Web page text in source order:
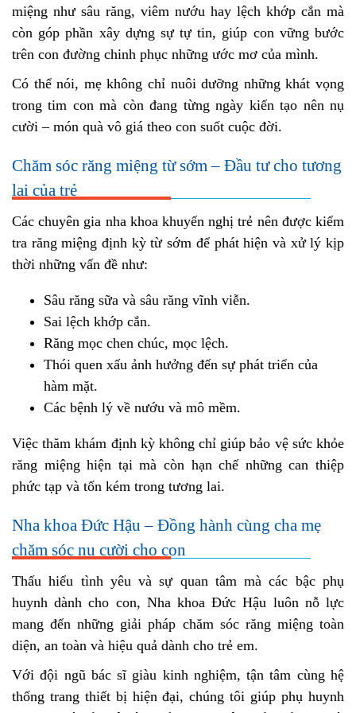
miệng như sâu răng, viêm nướu hay lệch khớp cắn mà
còn góp phần xây dựng sự tự tin, giúp con vững bước
trên con đường chinh phục những ước mơ của mình.
Có thể nói, mẹ không chỉ nuôi dưỡng những khát vọng
trong tim con mà còn đang từng ngày kiến tạo nên nụ
cười – món quà vô giá theo con suốt cuộc đời.
Chăm sóc răng miệng từ sớm – Đầu tư cho tương
lai của trẻ
Các chuyên gia nha khoa khuyến nghị trẻ nên được kiểm
tra răng miệng định kỳ từ sớm để phát hiện và xử lý kịp
thời những vấn đề như:
Sâu răng sữa và sâu răng vĩnh viễn.
Sai lệch khớp cắn.
Răng mọc chen chúc, mọc lệch.
Thói quen xấu ảnh hưởng đến sự phát triển của
hàm mặt.
Các bệnh lý về nướu và mô mềm.
Việc thăm khám định kỳ không chỉ giúp bảo vệ sức khỏe
răng miệng hiện tại mà còn hạn chế những can thiệp
phức tạp và tốn kém trong tương lai.
Nha khoa Đức Hậu – Đồng hành cùng cha mẹ
chăm sóc nụ cười cho con
Thấu hiểu tình yêu và sự quan tâm mà các bậc phụ
huynh dành cho con, Nha khoa Đức Hậu luôn nỗ lực
mang đến những giải pháp chăm sóc răng miệng toàn
diện, an toàn và hiệu quả dành cho trẻ em.
Với đội ngũ bác sĩ giàu kinh nghiệm, tận tâm cùng hệ
thống trang thiết bị hiện đại, chúng tôi giúp phụ huynh